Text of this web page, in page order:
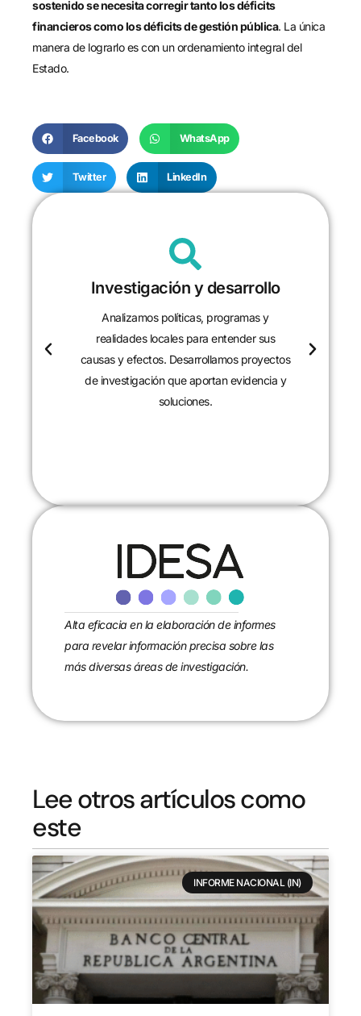
sostenido se necesita corregir tanto los déficits
financieros como los déficits de gestión pública. La única
manera de lograrlo es con un ordenamiento integral del
Estado.
Facebook WhatsApp
Twitter LinkedIn
Investigación y desarrollo
Analizamos políticas, programas y
realidades locales para entender sus
causas y efectos. Desarrollamos proyectos
de investigación que aportan evidencia y
soluciones.
Alta eficacia en la elaboración de informes
para revelar información precisa sobre las
más diversas áreas de investigación.
Lee otros artículos como
este
INFORME NACIONAL (IN)